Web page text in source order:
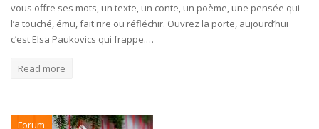
vous offre ses mots, un texte, un conte, un poème, une pensée qui
l’a touché, ému, fait rire ou réfléchir. Ouvrez la porte, aujourd’hui
c’est Elsa Paukovics qui frappe.…
Read more
Forum